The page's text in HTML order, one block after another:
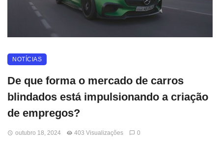
NOTÍCIAS
De que forma o mercado de carros
blindados está impulsionando a criação
de empregos?
outubro 18, 2024 403 Visualizações 0